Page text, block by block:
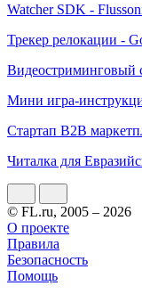
Watcher SDK -
Трекер релокации -
Видеостриминговый
Мини игра-
Стартап B2B
Читалка для
© FL.ru, 2005 – 2026
О проекте
Правила
Безопасность
Помощь